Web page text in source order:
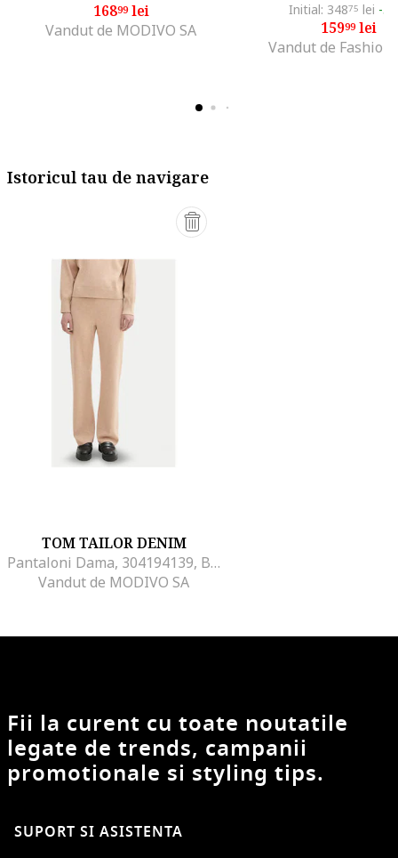
16899lei
Vandut de MODIVO SA
Initial: 34875 lei -
15999lei
Vandut de Fashion
Istoricul tau de navigare
TOM TAILOR DENIM
Pantaloni Dama, 304194139, Bej, Bej
Vandut de MODIVO SA
Fii la curent cu toate noutatile
legate de trends, campanii
promotionale si styling tips.
SUPORT SI ASISTENTA